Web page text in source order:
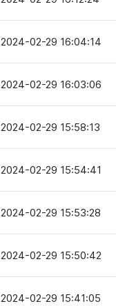
2024-02-29 16:04:14
2024-02-29 16:03:06
2024-02-29 15:58:13
2024-02-29 15:54:41
2024-02-29 15:53:28
2024-02-29 15:50:42
2024-02-29 15:41:05